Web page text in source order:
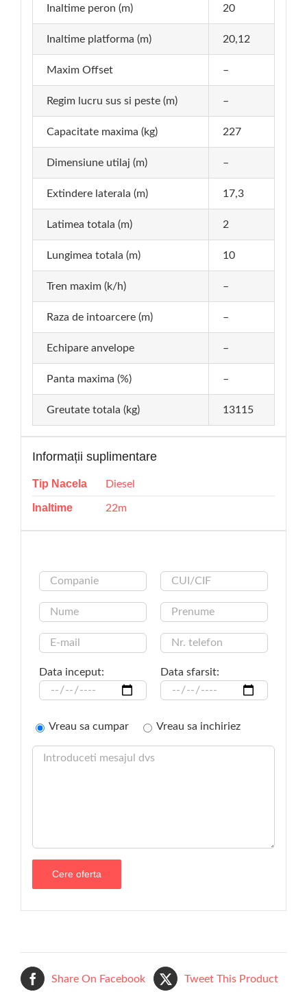
Inaltime peron (m) 20
Inaltime platforma (m) 20,12
Maxim Offset –
Regim lucru sus si peste (m) –
Capacitate maxima (kg) 227
Dimensiune utilaj (m) –
Extindere laterala (m) 17,3
Latimea totala (m) 2
Lungimea totala (m) 10
Tren maxim (k/h) –
Raza de intoarcere (m) –
Echipare anvelope –
Panta maxima (%) –
Greutate totala (kg) 13115
Informații suplimentare
Tip Nacela Diesel
Inaltime 22m
Data inceput: Data sfarsit:
Vreau sa cumpar Vreau sa inchiriez
Share On Facebook Tweet This Product